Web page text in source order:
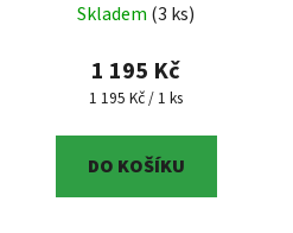
tištěná kabelka Temná
geometrický doplněk
Skladem (3 ks)
1 195 Kč
Měrná cena:
1 195 Kč / 1 ks
DO KOŠÍKU